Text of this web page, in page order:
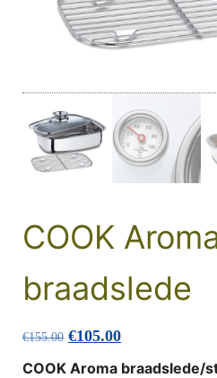
COOK
braadslede
€155.00 Oorspronkelijke prijs
€105.00Huidige prijs
COOK Aroma braadslede/